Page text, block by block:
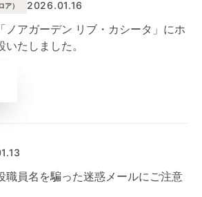
ア） 2026.01.16
ノアガーデン リブ・カシータ」にホ
たしました。
職員名を騙った迷惑メールにご注意